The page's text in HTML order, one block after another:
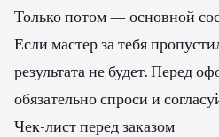
Только потом — основной
Если мастер за тебя
результата не будет. Перед
обязательно спроси и
Чек-лист перед заказом